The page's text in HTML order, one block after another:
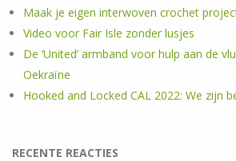
Maak je eigen interwoven crochet
Video voor Fair Isle zonder lusjes
De ‘United’ armband voor hulp aan de
Oekraïne
Hooked and Locked CAL 2022: We zijn
RECENTE REACTIES